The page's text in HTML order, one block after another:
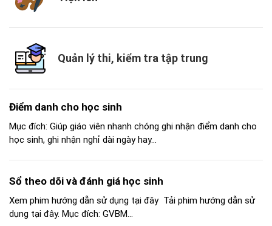
Quản lý thi, kiểm tra tập trung
Điểm danh cho học sinh
Mục đích: Giúp giáo viên nhanh chóng ghi nhận điểm danh cho
học sinh, ghi nhận nghỉ dài ngày hay...
Sổ theo dõi và đánh giá học sinh
Xem phim hướng dẫn sử dụng tại đây Tải phim hướng dẫn sử
dụng tại đây. Mục đích: GVBM...